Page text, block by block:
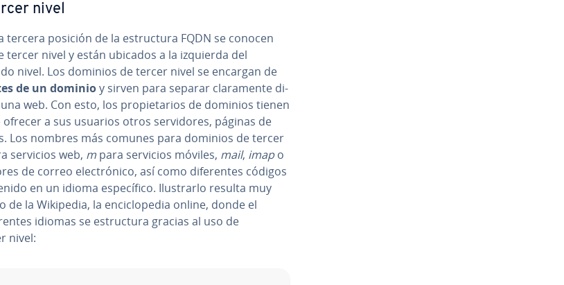
nivel
tercera posición de la es­tru­c­tu­ra FQDN se conocen
tercer nivel y están ubicados a la izquierda del
nivel. Los dominios de tercer nivel se encargan de
de un dominioy sirven para separar cla­ra­me­n­te di­
web. Con esto, los pro­pie­ta­rios de dominios tienen
a sus usuarios otros se­r­vi­do­res, páginas de
Los nombres más comunes para dominios de tercer
servicios web, m para servicios móviles, mail, imapo
de correo ele­c­tró­ni­co, así como di­fe­re­n­tes códigos
en un idioma es­pe­cí­fi­co. Ilu­s­trar­lo resulta muy
de la Wikipedia, la en­ci­clo­pe­dia online, donde el
idiomas se es­tru­c­tu­ra gracias al uso de
nivel: